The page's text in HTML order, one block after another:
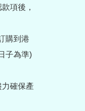
項後，
購到港
子為準)
確保產